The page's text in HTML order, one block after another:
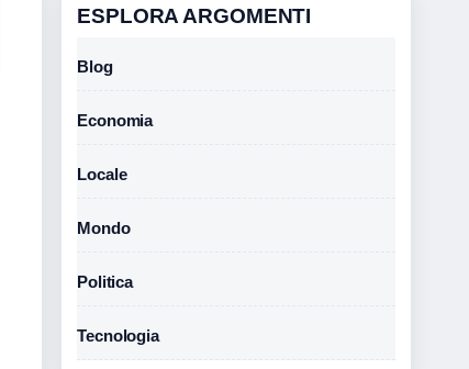
ESPLORA ARGOMENTI
Blog
Economia
Locale
Mondo
Politica
Tecnologia